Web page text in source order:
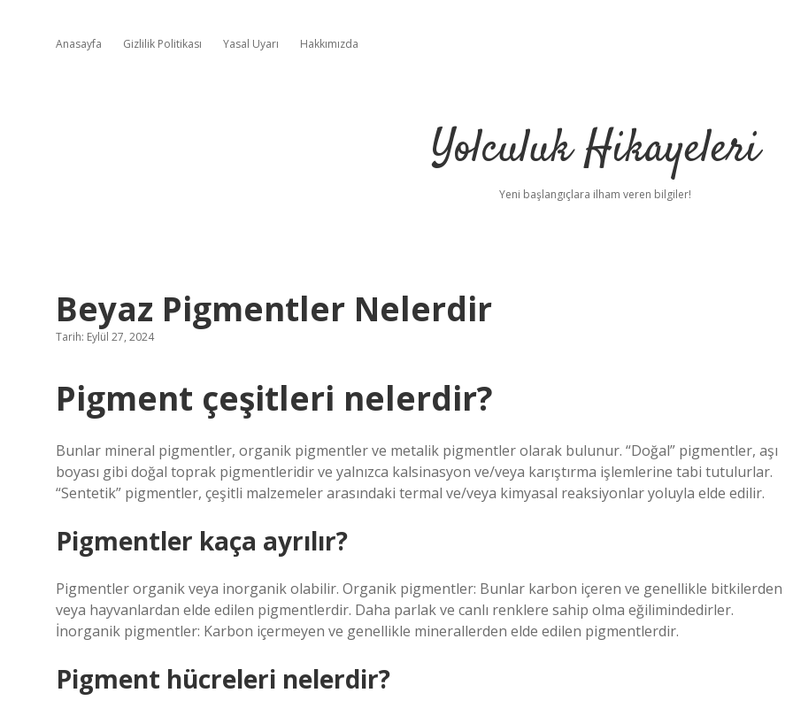
Anasayfa Gizlilik Politikası Yasal Uyarı Hakkımızda
Yolculuk Hikayeleri
Yeni başlangıçlara ilham veren bilgiler!
Beyaz Pigmentler Nelerdir
Tarih: Eylül 27, 2024
Pigment çeşitleri nelerdir?
Bunlar mineral pigmentler, organik pigmentler ve metalik pigmentler olarak bulunur. “Doğal” pigmentler, aşı
boyası gibi doğal toprak pigmentleridir ve yalnızca kalsinasyon ve/veya karıştırma işlemlerine tabi tutulurlar.
“Sentetik” pigmentler, çeşitli malzemeler arasındaki termal ve/veya kimyasal reaksiyonlar yoluyla elde edilir.
Pigmentler kaça ayrılır?
Pigmentler organik veya inorganik olabilir. Organik pigmentler: Bunlar karbon içeren ve genellikle bitkilerden
veya hayvanlardan elde edilen pigmentlerdir. Daha parlak ve canlı renklere sahip olma eğilimindedirler.
İnorganik pigmentler: Karbon içermeyen ve genellikle minerallerden elde edilen pigmentlerdir.
Pigment hücreleri nelerdir?